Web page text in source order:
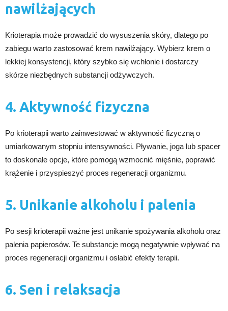
nawilżających
Krioterapia może prowadzić do wysuszenia skóry, dlatego po
zabiegu warto zastosować krem nawilżający. Wybierz krem o
lekkiej konsystencji, który szybko się wchłonie i dostarczy
skórze niezbędnych substancji odżywczych.
4. Aktywność fizyczna
Po krioterapii warto zainwestować w aktywność fizyczną o
umiarkowanym stopniu intensywności. Pływanie, joga lub spacer
to doskonałe opcje, które pomogą wzmocnić mięśnie, poprawić
krążenie i przyspieszyć proces regeneracji organizmu.
5. Unikanie alkoholu i palenia
Po sesji krioterapii ważne jest unikanie spożywania alkoholu oraz
palenia papierosów. Te substancje mogą negatywnie wpływać na
proces regeneracji organizmu i osłabić efekty terapii.
6. Sen i relaksacja